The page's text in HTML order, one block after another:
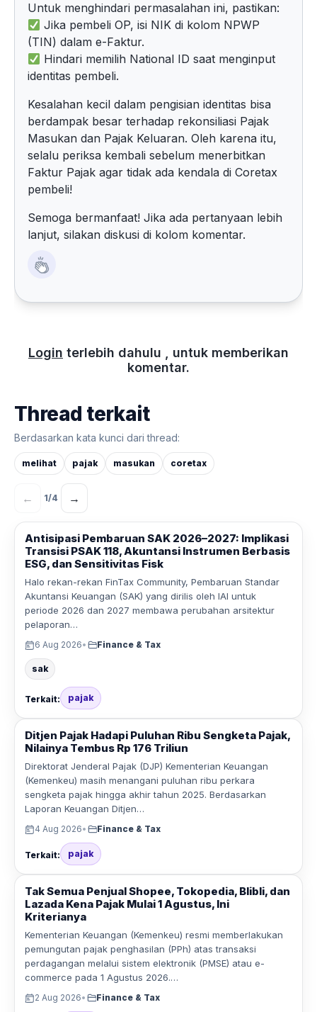
Untuk menghindari permasalahan ini, pastikan:
Jika pembeli OP, isi NIK di kolom NPWP
(TIN) dalam e-Faktur.
Hindari memilih National ID saat menginput
identitas pembeli.
Kesalahan kecil dalam pengisian identitas bisa
berdampak besar terhadap rekonsiliasi Pajak
Masukan dan Pajak Keluaran. Oleh karena itu,
selalu periksa kembali sebelum menerbitkan
Faktur Pajak agar tidak ada kendala di Coretax
pembeli!
Semoga bermanfaat! Jika ada pertanyaan lebih
lanjut, silakan diskusi di kolom komentar.
Login terlebih dahulu , untuk memberikan
komentar.
Thread terkait
Berdasarkan kata kunci dari thread:
melihat pajak masukan coretax
← 1/4 →
Antisipasi Pembaruan SAK 2026–2027: Implikasi
Transisi PSAK 118, Akuntansi Instrumen Berbasis
ESG, dan Sensitivitas Fisk
Halo rekan-rekan FinTax Community, Pembaruan Standar
Akuntansi Keuangan (SAK) yang dirilis oleh IAI untuk
periode 2026 dan 2027 membawa perubahan arsitektur
pelaporan…
6 Aug 2026• Finance & Tax
sak
Terkait: pajak
Ditjen Pajak Hadapi Puluhan Ribu Sengketa Pajak,
Nilainya Tembus Rp 176 Triliun
Direktorat Jenderal Pajak (DJP) Kementerian Keuangan
(Kemenkeu) masih menangani puluhan ribu perkara
sengketa pajak hingga akhir tahun 2025. Berdasarkan
Laporan Keuangan Ditjen…
4 Aug 2026• Finance & Tax
Terkait: pajak
Tak Semua Penjual Shopee, Tokopedia, Blibli, dan
Lazada Kena Pajak Mulai 1 Agustus, Ini
Kriterianya
Kementerian Keuangan (Kemenkeu) resmi memberlakukan
pemungutan pajak penghasilan (PPh) atas transaksi
perdagangan melalui sistem elektronik (PMSE) atau e-
commerce pada 1 Agustus 2026.…
2 Aug 2026• Finance & Tax